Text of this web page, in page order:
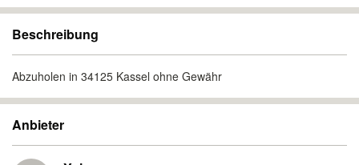
Beschreibung
Abzuholen in 34125 Kassel ohne Gewähr
Anbieter